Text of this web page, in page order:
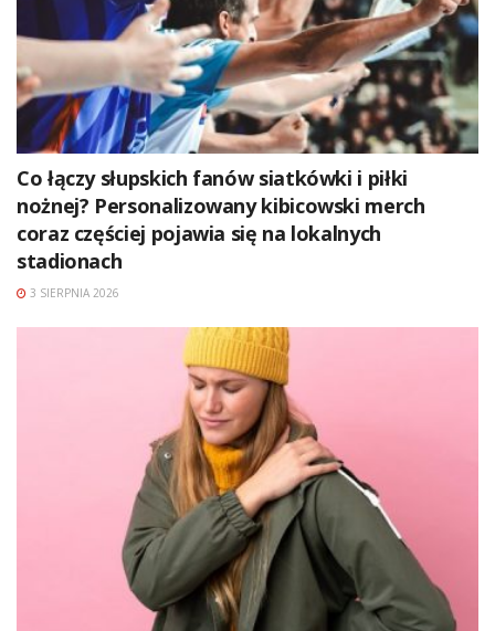
Co łączy słupskich fanów siatkówki i piłki
nożnej? Personalizowany kibicowski merch
coraz częściej pojawia się na lokalnych
stadionach
3 SIERPNIA 2026